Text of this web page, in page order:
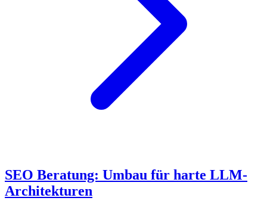
SEO Beratung: Umbau für harte LLM-
Architekturen